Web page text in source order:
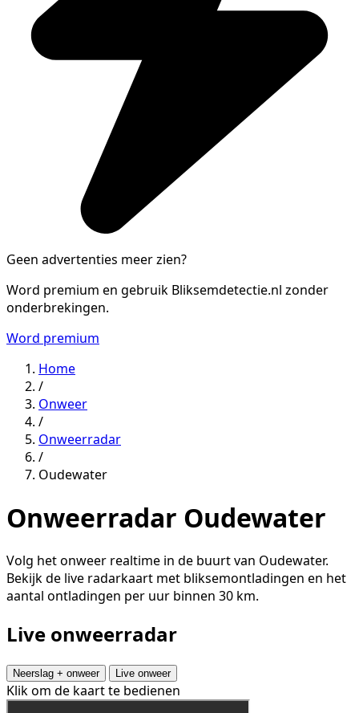
Geen advertenties meer zien?
Word premium en gebruik Bliksemdetectie.nl zonder
onderbrekingen.
Word premium
Home
/
Onweer
/
Onweerradar
/
Oudewater
Onweerradar Oudewater
Volg het onweer realtime in de buurt van Oudewater.
Bekijk de live radarkaart met bliksemontladingen en het
aantal ontladingen per uur binnen 30 km.
Live onweerradar
Neerslag + onweer Live onweer
Klik om de kaart te bedienen